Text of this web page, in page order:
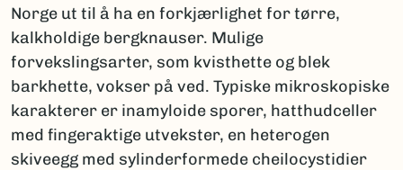
Norge ut til å ha en forkjærlighet for tørre,
kalkholdige bergknauser. Mulige
forvekslingsarter, som kvisthette og blek
barkhette, vokser på ved. Typiske mikroskopiske
karakterer er inamyloide sporer, hatthudceller
med fingeraktige utvekster, en heterogen
skiveegg med sylinderformede cheilocystidier